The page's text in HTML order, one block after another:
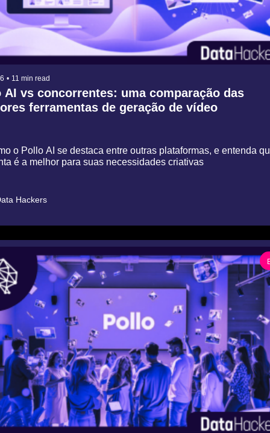
• 11 min read
AI vs concorrentes: uma comparação das
ferramentas de geração de vídeo
o Pollo AI se destaca entre outras plataformas, e entenda
é a melhor para suas necessidades criativas
Hackers